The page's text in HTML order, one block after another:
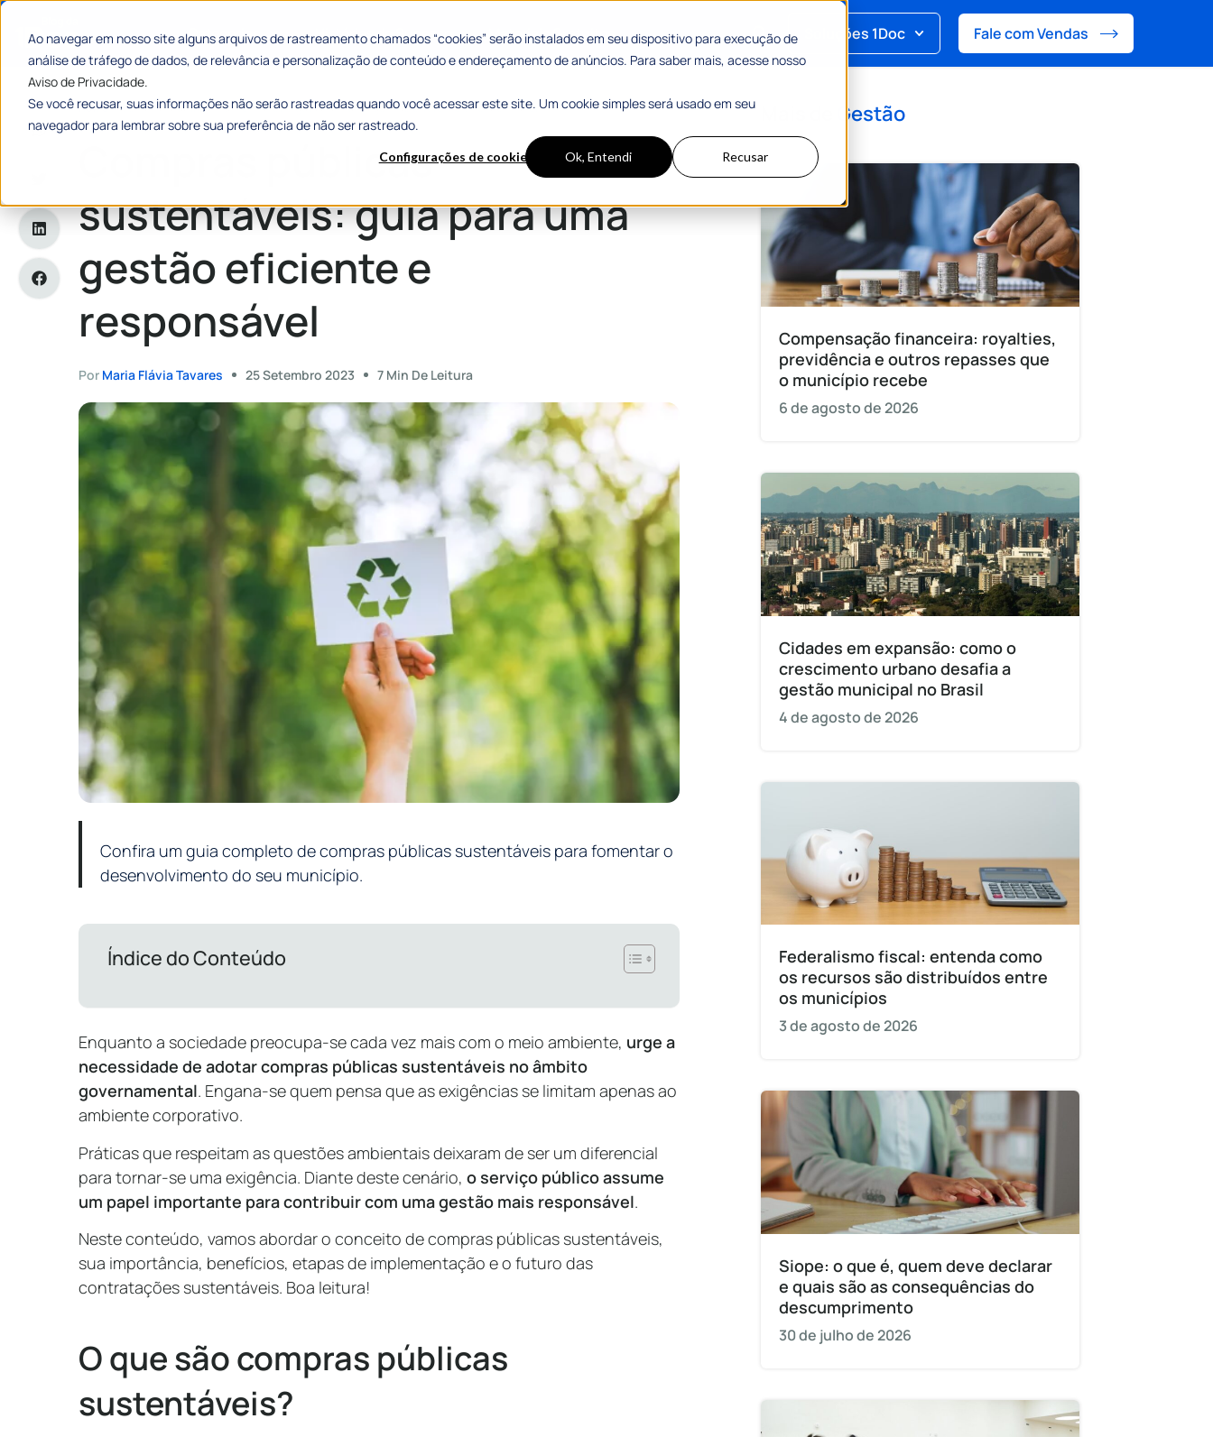
Ao navegar em nosso site alguns arquivos de rastreamento chamados “cookies” serão instalados em seu dispositivo para execução de
análise de tráfego de dados, de relevância e personalização de conteúdo e endereçamento de anúncios. Para saber mais, acesse nosso
Aviso de Privacidade.
Se você recusar, suas informações não serão rastreadas quando você acessar este site. Um cookie simples será usado em seu
navegador para lembrar sobre sua preferência de não ser rastreado.
Configurações de cookies Ok, Entendi Recusar
Categorias Histórias de Sucesso Materiais Gratuitos Soluções 1Doc Fale com Vendas
Home»Compras públicas sustentáveis: guia para uma gestão eficiente e responsável
Compras públicas
sustentáveis: guia para uma
gestão eficiente e
responsável
Por Maria Flávia Tavares 25 Setembro 2023 7 Min De Leitura
Confira um guia completo de compras públicas sustentáveis para fomentar o
desenvolvimento do seu município.
Índice do Conteúdo
Enquanto a sociedade preocupa-se cada vez mais com o meio ambiente, urge a
necessidade de adotar compras públicas sustentáveis no âmbito
governamental. Engana-se quem pensa que as exigências se limitam apenas ao
ambiente corporativo.
Práticas que respeitam as questões ambientais deixaram de ser um diferencial
para tornar-se uma exigência. Diante deste cenário, o serviço público assume
um papel importante para contribuir com uma gestão mais responsável.
Neste conteúdo, vamos abordar o conceito de compras públicas sustentáveis,
sua importância, benefícios, etapas de implementação e o futuro das
contratações sustentáveis. Boa leitura!
O que são compras públicas
sustentáveis?
Gestão
Compensação financeira: royalties,
previdência e outros repasses que
o município recebe
6 de agosto de 2026
Cidades em expansão: como o
crescimento urbano desafia a
gestão municipal no Brasil
4 de agosto de 2026
Federalismo fiscal: entenda como
os recursos são distribuídos entre
os municípios
3 de agosto de 2026
Siope: o que é, quem deve declarar
e quais são as consequências do
descumprimento
30 de julho de 2026